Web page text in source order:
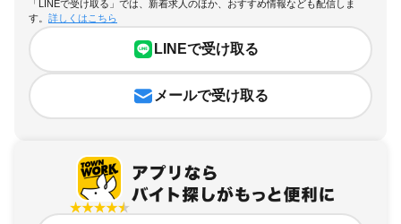
「LINEで受け取る」では、新着求人のほか、おすすめ情報なども配信しま
す。 詳しくはこちら
LINEで受け取る
メールで受け取る